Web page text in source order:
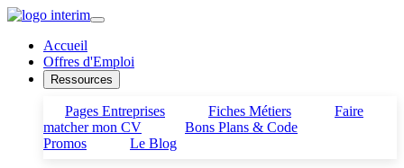
Accueil
Offres d'Emploi
Ressources
Pages Entreprises Fiches Métiers
Faire
matcher mon CV
Bons Plans & Code
Promos
Le Blog